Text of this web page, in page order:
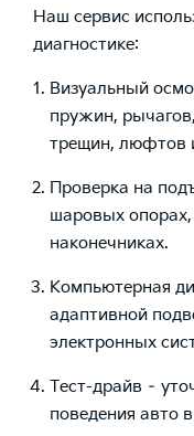
Наш сервис
диагностике:
Визуальный
пружин,
трещин, люфтов
Проверка на
шаровых
наконечниках.
Компьютерная
адаптивной
электронных
Тест-драйв –
поведения авто